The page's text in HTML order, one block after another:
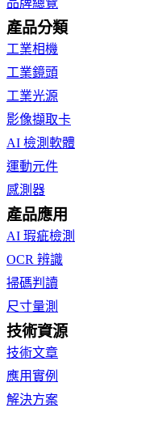
產品分類
工業相機
工業鏡頭
工業光源
影像擷取卡
AI 檢測軟體
運動元件
感測器
產品應用
AI 瑕疵檢測
OCR 辨識
掃碼判讀
尺寸量測
技術資源
技術文章
應用實例
解決方案